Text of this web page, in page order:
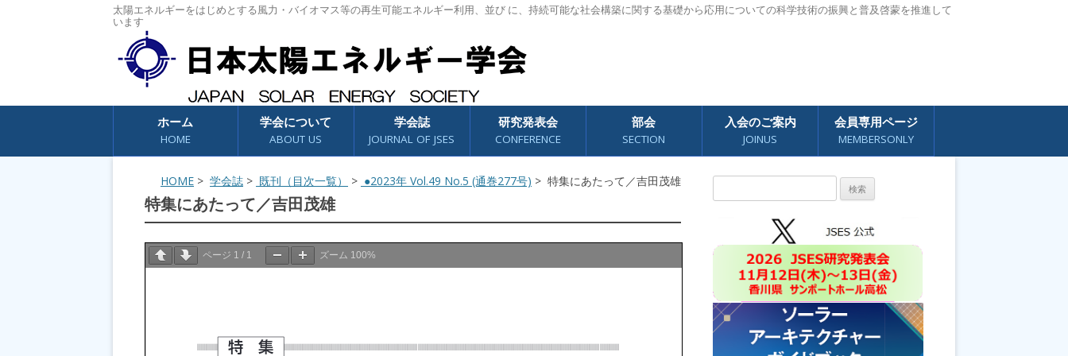
太陽エネルギーをはじめとする風力・バイオマス等の再生可能エネルギー利用、並び に、持続可能な社会構築に関する基礎から応用についての科学技術の振興と普及啓蒙を推進して
います
コンテンツへスキップ
ホーム
HOME
学会について
ABOUT US
学会誌
JOURNAL OF JSES
研究発表会
CONFERENCE
部会
SECTION
入会のご案内
JOINUS
会員専用ページ
MEMBERSONLY
HOME > 学会誌 > 既刊（目次一覧） > ●2023年 Vol.49 No.5 (通巻277号) > 特集にあたって／吉田茂雄
特集にあたって／吉田茂雄
ページ 1 / 1 ズーム 100%
索: